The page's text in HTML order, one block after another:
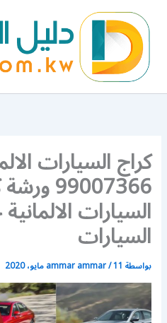
المحتوى
كراج السيارات
السيارات
السيارات
بواسطة ammar ammar/11 مايو، 2020